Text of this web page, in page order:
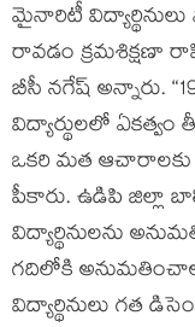
మైనారిటీ
రావడం క్రమశిక్షణా
బీసీ నగేష్ అన్నారు.
విద్యార్థులలో
ఒకరి మత ఆచారాలకు
పీకారు. ఉడిపి జిల్లా
విద్యార్థినులను
గదిలోకి
విద్యార్థినులు గత